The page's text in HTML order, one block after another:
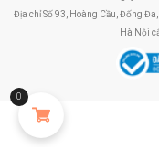
Địa chỉ Số 93, Hoàng Cầu, Đống
Hà Nội
0